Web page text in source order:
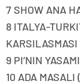
7 SHOW ANA
8 ITALYA-
KARSILASMASI
9 PI’NIN
10 ADA MASALI